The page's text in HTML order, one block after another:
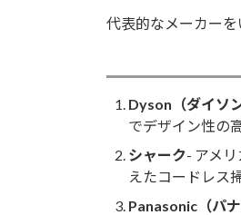
代表的なメーカーを
Dyson（ダイソン
でデザイン性の
シャーク- アメ
えたコードレス
Panasonic（パナ